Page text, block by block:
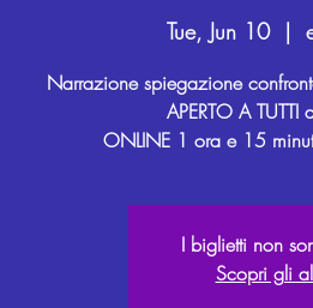
Tue, Jun 10
  |
Narrazione spiegazione
APERTO A
I biglietti non
Scopri gli